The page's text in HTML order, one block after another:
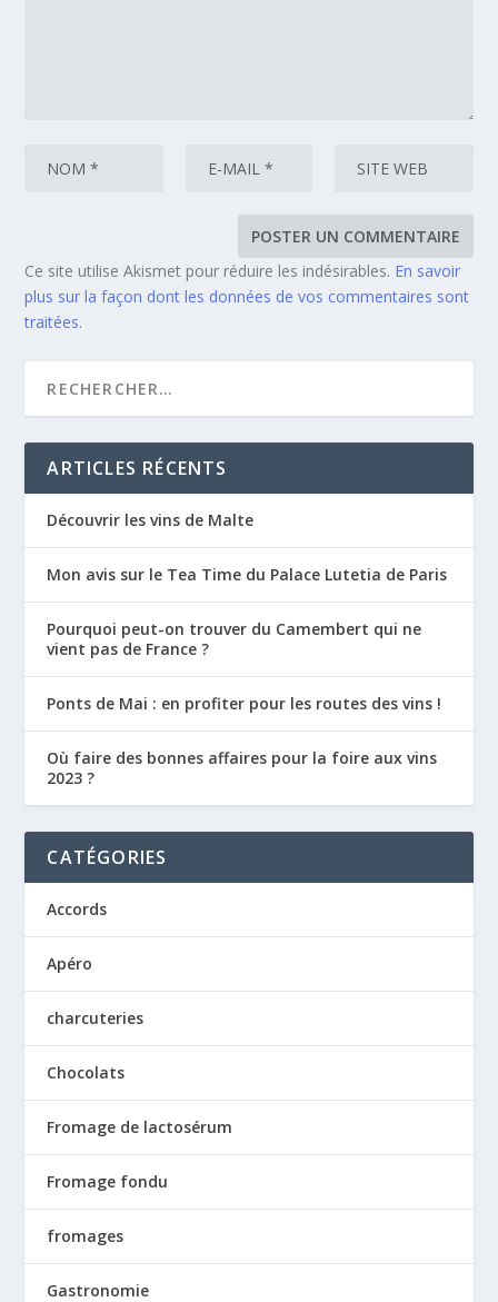
Ce site utilise Akismet pour réduire les indésirables. En savoir
plus sur la façon dont les données de vos commentaires sont
traitées.
ARTICLES RÉCENTS
Découvrir les vins de Malte
Mon avis sur le Tea Time du Palace Lutetia de Paris
Pourquoi peut-on trouver du Camembert qui ne
vient pas de France ?
Ponts de Mai : en profiter pour les routes des vins !
Où faire des bonnes affaires pour la foire aux vins
2023 ?
CATÉGORIES
Accords
Apéro
charcuteries
Chocolats
Fromage de lactosérum
Fromage fondu
fromages
Gastronomie